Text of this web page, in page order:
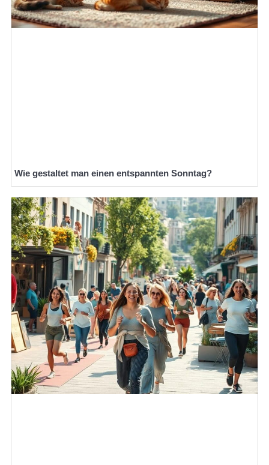
Wie gestaltet man einen entspannten Sonntag?